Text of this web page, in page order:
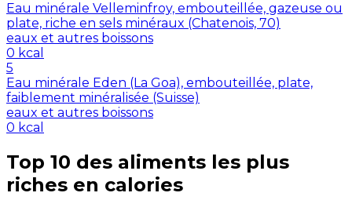
Eau minérale Velleminfroy, embouteillée, gazeuse ou
plate, riche en sels minéraux (Chatenois, 70)
eaux et autres boissons
0 kcal
5
Eau minérale Eden (La Goa), embouteillée, plate,
faiblement minéralisée (Suisse)
eaux et autres boissons
0 kcal
Top 10 des aliments les plus
riches en calories